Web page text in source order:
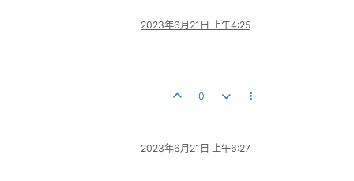
2023年6月21日 上午4:25
0
2023年6月21日 上午6:27